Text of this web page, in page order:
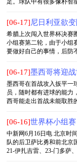
足。球队中有很多像朴智
[06-17]尼日利亚欲
希腊上次闯入世界杯决赛
小组赛第二轮，由于小组
要做好自己的事情，后防
[06-17]墨西哥将迎
墨西哥在首战攻入扳平一
员，随时都有进球的能力
西哥能走出首战未能取胜
[06-16]世界杯小组
中新网6月16日电 北京时
队的后卫萨比勇和前北京
21-伊扎吉雷、23-门多萨